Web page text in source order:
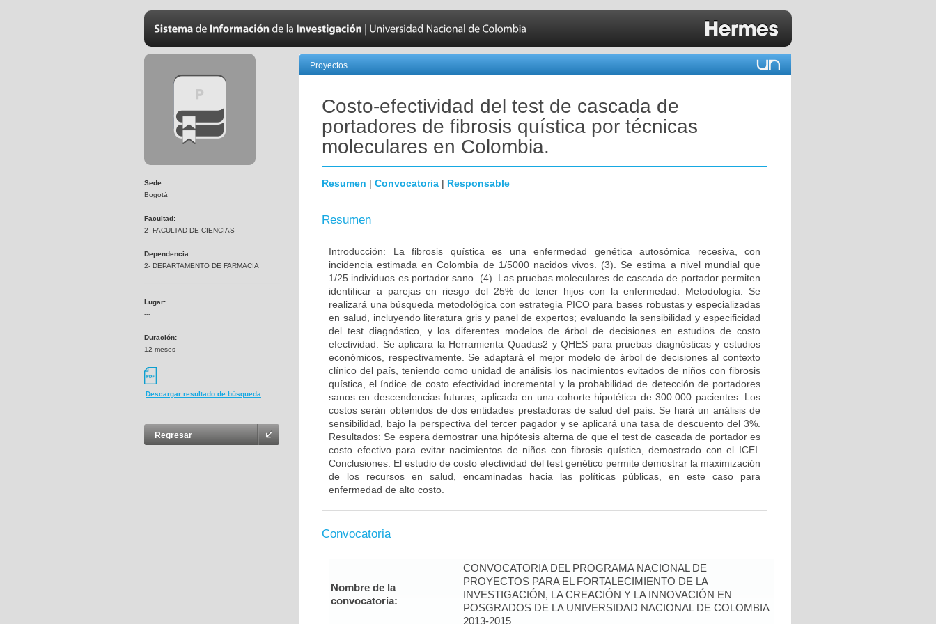
Sede:
Bogotá
Facultad:
2- FACULTAD DE CIENCIAS
Dependencia:
2- DEPARTAMENTO DE FARMACIA
Lugar:
---
Duración:
12 meses
Descargar resultado de búsqueda
Regresar
Proyectos
Costo-efectividad del test de cascada de
portadores de fibrosis quística por técnicas
moleculares en Colombia.
Resumen | Convocatoria | Responsable
Resumen
Introducción: La fibrosis quística es una enfermedad genética autosómica recesiva, con
incidencia estimada en Colombia de 1/5000 nacidos vivos. (3). Se estima a nivel mundial que
1/25 individuos es portador sano. (4). Las pruebas moleculares de cascada de portador permiten
identificar a parejas en riesgo del 25% de tener hijos con la enfermedad. Metodología: Se
realizará una búsqueda metodológica con estrategia PICO para bases robustas y especializadas
en salud, incluyendo literatura gris y panel de expertos; evaluando la sensibilidad y especificidad
del test diagnóstico, y los diferentes modelos de árbol de decisiones en estudios de costo
efectividad. Se aplicara la Herramienta Quadas2 y QHES para pruebas diagnósticas y estudios
económicos, respectivamente. Se adaptará el mejor modelo de árbol de decisiones al contexto
clínico del país, teniendo como unidad de análisis los nacimientos evitados de niños con fibrosis
quística, el índice de costo efectividad incremental y la probabilidad de detección de portadores
sanos en descendencias futuras; aplicada en una cohorte hipotética de 300.000 pacientes. Los
costos serán obtenidos de dos entidades prestadoras de salud del país. Se hará un análisis de
sensibilidad, bajo la perspectiva del tercer pagador y se aplicará una tasa de descuento del 3%.
Resultados: Se espera demostrar una hipótesis alterna de que el test de cascada de portador es
costo efectivo para evitar nacimientos de niños con fibrosis quística, demostrado con el ICEI.
Conclusiones: El estudio de costo efectividad del test genético permite demostrar la maximización
de los recursos en salud, encaminadas hacia las políticas públicas, en este caso para
enfermedad de alto costo.
Convocatoria
Nombre de la
convocatoria:
CONVOCATORIA DEL PROGRAMA NACIONAL DE
PROYECTOS PARA EL FORTALECIMIENTO DE LA
INVESTIGACIÓN, LA CREACIÓN Y LA INNOVACIÓN EN
POSGRADOS DE LA UNIVERSIDAD NACIONAL DE COLOMBIA
2013-2015